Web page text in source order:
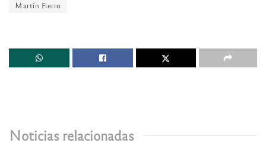
Martín Fierro
Noticias relacionadas